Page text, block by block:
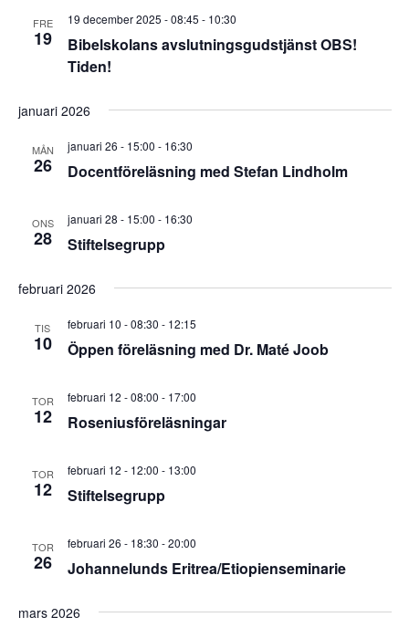
FRE
19
Bibelskolans avslutningsgudstjänst OBS!
Tiden!
19 december 2025 - 08:45 - 10:30
januari 2026
MÅN
26 Docentföreläsning med Stefan Lindholm
januari 26 - 15:00 - 16:30
ONS
28 Stiftelsegrupp
januari 28 - 15:00 - 16:30
februari 2026
TIS
10 Öppen föreläsning med Dr. Maté Joob
februari 10 - 08:30 - 12:15
TOR
12 Roseniusföreläsningar
februari 12 - 08:00 - 17:00
TOR
12 Stiftelsegrupp
februari 12 - 12:00 - 13:00
TOR
26 Johannelunds Eritrea/Etiopienseminarie
februari 26 - 18:30 -20:00
mars 2026